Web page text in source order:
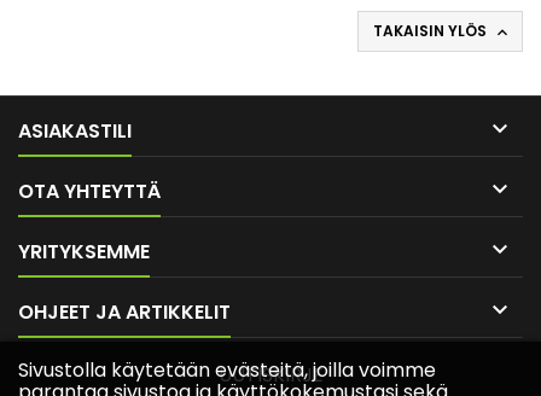
TAKAISIN YLÖS 
ASIAKASTILI 
OTA YHTEYTTÄ 
YRITYKSEMME 
OHJEET JA ARTIKKELIT 
Sivustolla käytetään evästeitä, joilla voimme
UUTISKIRJE